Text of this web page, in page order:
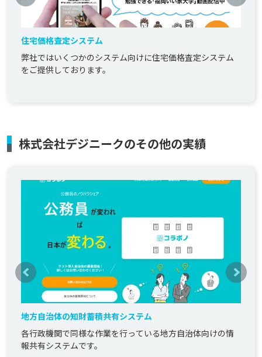
住宅価格査定システム
弊社ではいくつかのシステム向けに住宅価格査定システム
をご提供しております。
株式会社デジニークのその他の実績
地方自治体の知財蓄積共有システム
各行政機関で同様な作業を行っている地方自治体向けの情
報共有システムです。